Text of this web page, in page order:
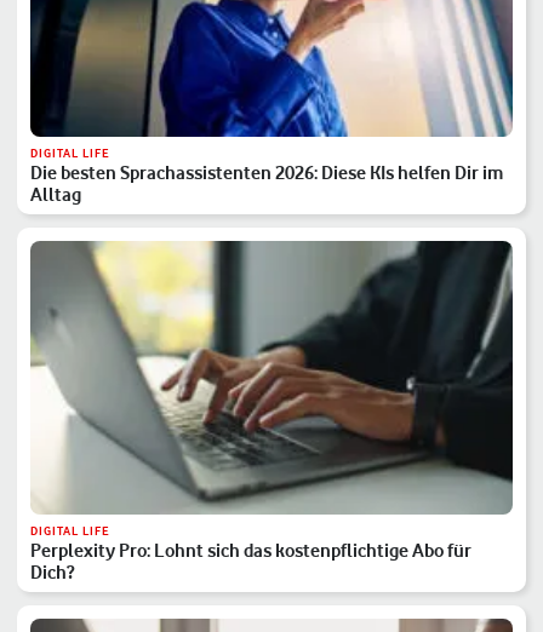
DIGITAL LIFE
Die besten Sprachassistenten 2026: Diese KIs helfen Dir im
Alltag
DIGITAL LIFE
Perplexity Pro: Lohnt sich das kostenpflichtige Abo für
Dich?